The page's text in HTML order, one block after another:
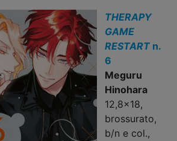
THERAPY
GAME
RESTART n.
6
Meguru
Hinohara
12,8x18,
brossurato,
b/n e col.,